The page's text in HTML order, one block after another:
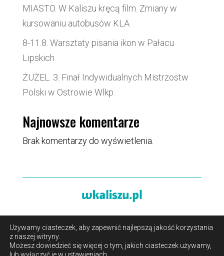
MIASTO. W Kaliszu kręcą film. Zmiany w
kursowaniu autobusów KLA
8-11.8. Warsztaty pisania ikon w Pałacu
Lipskich
ŻUŻEL. 3. Finał Indywidualnych Mistrzostw
Polski w Ostrowie Wlkp.
Najnowsze komentarze
Brak komentarzy do wyświetlenia.
O portalu/Reklama/ Polityka prywatności i pliki cookies
/Kontakt
Używamy ciasteczek, aby zapewnić najlepszą jakość korzystania
z naszej witryny.
Możesz dowiedzieć się więcej o tym, jakich ciasteczek używamy,